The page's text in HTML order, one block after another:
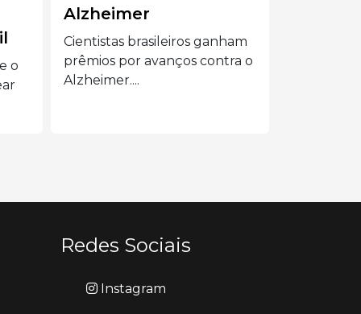
ganham
contra o
remédios
Guerra no Oriente Médio
pode encarecer e afetar o...
Redes Sociais
Instagram